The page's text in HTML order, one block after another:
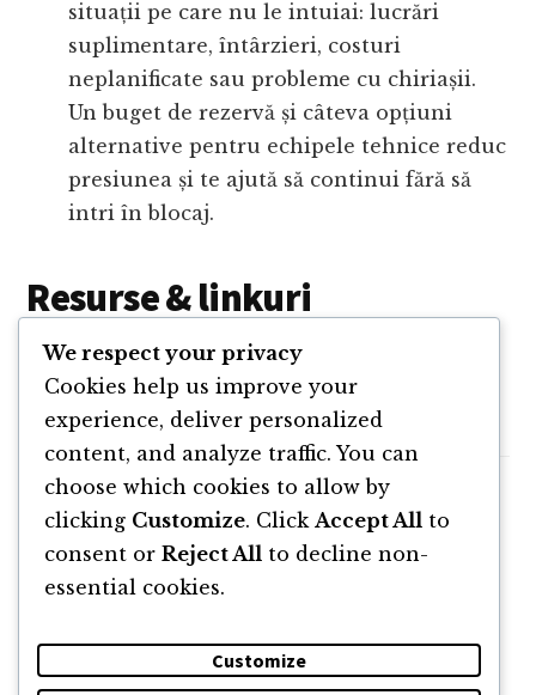
situații pe care nu le intuiai: lucrări
suplimentare, întârzieri, costuri
neplanificate sau probleme cu chiriașii.
Un buget de rezervă și câteva opțiuni
alternative pentru echipele tehnice reduc
presiunea și te ajută să continui fără să
intri în blocaj.
Resurse & linkuri
WebsiteMutat în Spania
Grupul de Facebook
Mutat în Spania
We respect your privacy
Cookies help us improve your
experience, deliver personalized
content, and analyze traffic. You can
choose which cookies to allow by
clicking Customize. Click Accept All to
consent or Reject All to decline non-
essential cookies.
Customize